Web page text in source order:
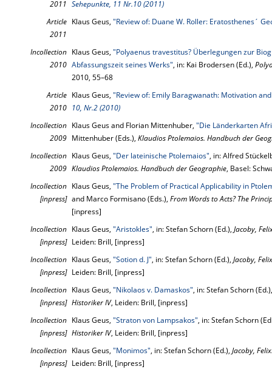
2011 Sehepunkte, 11 Nr.10 (2011)
Article
2011
Klaus Geus, "Review of: Duane W. Roller: Eratosthenes´
Incollection
2010
Klaus Geus, "Polyaenus travestitus? Überlegungen zur
Abfassungszeit seines Werks", in: Kai Brodersen (Ed.),
2010, 55–68
Article
2010
Klaus Geus, "Review of: Emily Baragwanath: Motivation
10, Nr.2 (2010)
Incollection
2009
Klaus Geus and Florian Mittenhuber, "Die Länderkarten
Mittenhuber (Eds.), Klaudios Ptolemaios. Handbuch der
Incollection
2009
Klaus Geus, "Der lateinische Ptolemaios", in: Alfred
Klaudios Ptolemaios. Handbuch der Geographie, Basel:
Incollection
[inpress]
Klaus Geus, "The Problem of Practical Applicability in
and Marco Formisano (Eds.), From Words to Acts? The
[inpress]
Incollection
[inpress]
Klaus Geus, "Aristokles", in: Stefan Schorn (Ed.), Jacoby,
Leiden: Brill, [inpress]
Incollection
[inpress]
Klaus Geus, "Sotion d. J", in: Stefan Schorn (Ed.), Jacoby,
Leiden: Brill, [inpress]
Incollection
[inpress]
Klaus Geus, "Nikolaos v. Damaskos", in: Stefan Schorn
Historiker IV, Leiden: Brill, [inpress]
Incollection
[inpress]
Klaus Geus, "Straton von Lampsakos", in: Stefan Schorn
Historiker IV, Leiden: Brill, [inpress]
Incollection
[inpress]
Klaus Geus, "Monimos", in: Stefan Schorn (Ed.), Jacoby,
Leiden: Brill, [inpress]